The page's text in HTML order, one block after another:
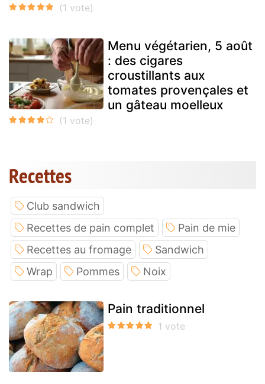
Menu végétarien, 5 août
: des cigares
croustillants aux
tomates provençales et
un gâteau moelleux
Recettes
Club sandwich
Recettes de pain complet
Pain de mie
Recettes au fromage
Sandwich
Wrap
Pommes Noix
Pain traditionnel